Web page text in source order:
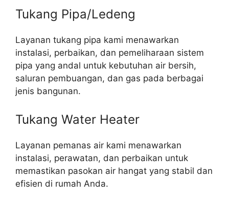
Tukang Pipa/Ledeng
Layanan tukang pipa kami menawarkan
instalasi, perbaikan, dan pemeliharaan sistem
pipa yang andal untuk kebutuhan air bersih,
saluran pembuangan, dan gas pada berbagai
jenis bangunan.
Tukang Water Heater
Layanan pemanas air kami menawarkan
instalasi, perawatan, dan perbaikan untuk
memastikan pasokan air hangat yang stabil dan
efisien di rumah Anda.